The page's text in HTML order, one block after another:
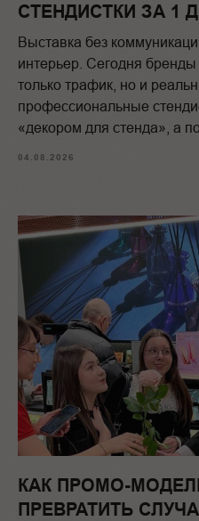
СТЕНДИСТКИ ЗА 1
Выставка без
интерьер. Сегодня
только трафик, но и
профессиональные
«декором для стенда», а
04.08.2026
КАК ПРОМО-
ПРЕВРАТИТЬ